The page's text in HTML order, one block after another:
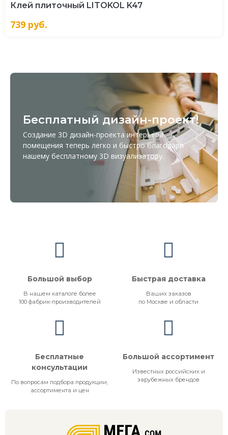
Клей плиточный LITOKOL K47
739 руб.
Бесплатный дизайн-проект!
Создание 3D дизайн-проекта интерьера
помещения теперь легко и быстро благодаря
нашему бесплатному 3D визуализатору.
Большой выбор
В нашем каталоге более
100 фабрик-производителей
Быстрая доставка
Ваших заказов
по Москве и области
Бесплатные
консультации
По вопросам подбора продукции,
ассортимента и цен
Большой ассортимент
Известных российских и
зарубежных брендов